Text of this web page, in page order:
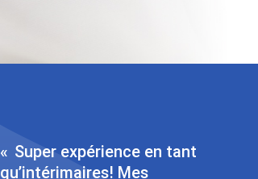
Super expérience en tant
qu’intérimaires! Mes